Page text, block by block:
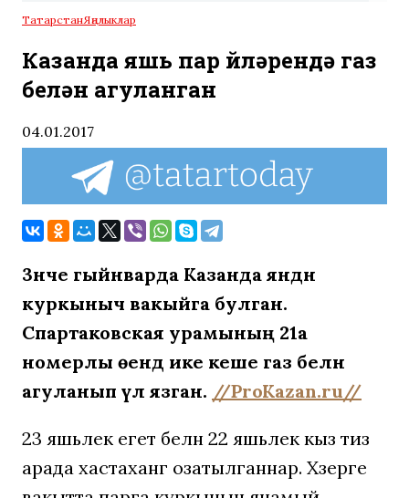
ТатарстанЯңалыклар
Казанда яшь пар өйләрендә газ
белән агуланган
04.01.2017
3нче гыйнварда Казанда янәдән
куркыныч вакыйга булган.
Спартаковская урамының 21а
номерлы өендә ике кеше газ белән
агуланып үлә язган. //ProKazan.ru//
23 яшьлек егет белән 22 яшьлек кыз тиз
арада хастаханәгә озатылганнар. Хәзерге